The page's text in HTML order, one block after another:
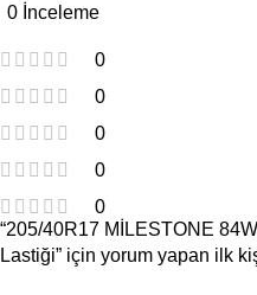
0 İnceleme
0
0
0
0
0
“205/40R17 MİLESTONE
Lastiği” için yorum yapan ilk